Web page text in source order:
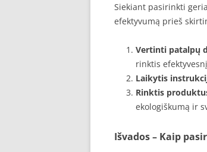
Siekiant pasirinkti
efektyvumą prieš
Vertinti patalpų
rinktis
Laikytis
Rinktis
ekologiškumą ir
Išvados – Kaip